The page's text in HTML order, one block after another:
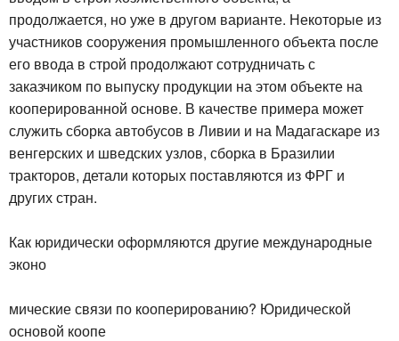
продолжается, но уже в другом варианте. Некоторые из
участников сооружения промышленного объекта после
его ввода в строй продолжают сотрудничать с
заказчиком по выпуску продукции на этом объекте на
кооперированной основе. В качестве примера может
служить сборка автобусов в Ливии и на Мадагаскаре из
венгерских и шведских узлов, сборка в Бразилии
тракторов, детали которых поставляются из ФРГ и
других стран.
Как юридически оформляются другие международные
эконо
мические связи по кооперированию? Юридической
основой коопе